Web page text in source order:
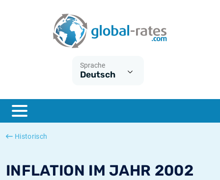
Sprache
Deutsch
Historisch
INFLATION IM JAHR 2002
ESTER
SONIA
Was ist die VPI-Inflation?
Was ist die HVPI-Inflation?
Deutsche inflation
Europäische inflation
Historische Euribor-Sätze
Historische ESTER-Sätze
Historische SOFR-Sätze
Historische SONIA-Sätze
Inflationsrechner